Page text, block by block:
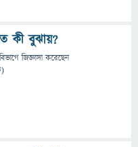
কী বুঝায়?
জিজ্ঞাসাকরেছেন